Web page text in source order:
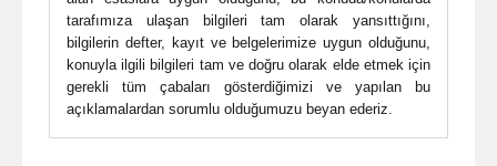
tarafımıza ulaşan bilgileri tam olarak yansıttığını,
bilgilerin defter, kayıt ve belgelerimize uygun olduğunu,
konuyla ilgili bilgileri tam ve doğru olarak elde etmek için
gerekli tüm çabaları gösterdiğimizi ve yapılan bu
açıklamalardan sorumlu olduğumuzu beyan ederiz.